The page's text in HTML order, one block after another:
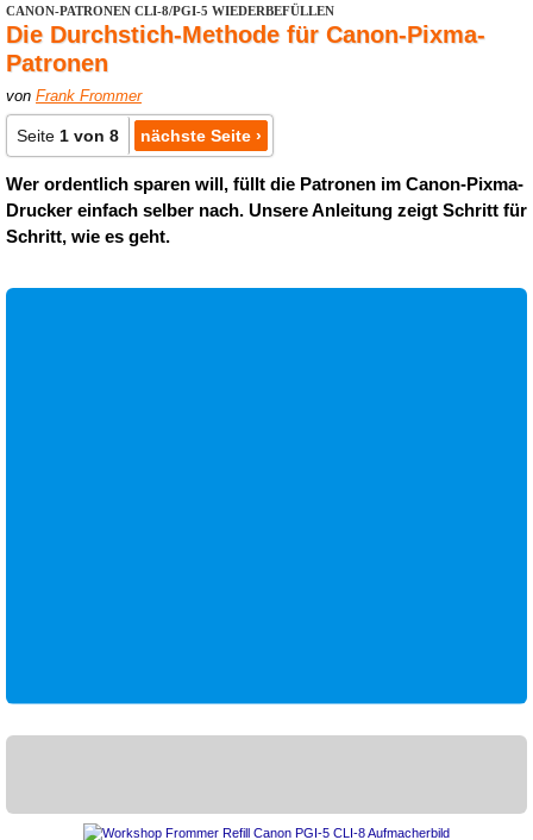
CANON-PATRONEN CLI-8/PGI-5 WIEDERBEFÜLLEN
Die Durchstich-Methode für Canon-Pixma-
Patronen
von Frank Frommer
Seite 1 von 8 nächste Seite ›
Wer ordentlich sparen will, füllt die Patronen im Canon-Pixma-
Drucker einfach selber nach. Unsere Anleitung zeigt Schritt für
Schritt, wie es geht.